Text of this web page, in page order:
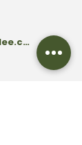
info@drharrislee.com